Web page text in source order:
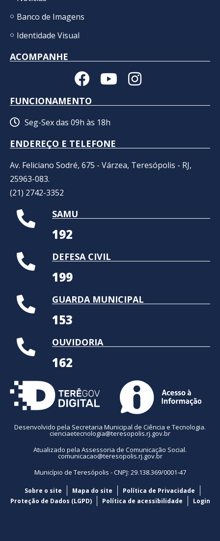
Banco de Imagens
Identidade Visual
ACOMPANHE
FUNCIONAMENTO
Seg-Sex das 09h às 18h
ENDEREÇO E TELEFONE
Av. Feliciano Sodré, 675 - Várzea, Teresópolis - RJ,
25963-083.
(21) 2742-3352​
SAMU
192
DEFESA CIVIL
199
GUARDA MUNICIPAL
153
OUVIDORIA
162
Desenvolvido pela Secretaria Municipal de Ciência e Tecnologia.
cienciaetecnologia@teresopolis.rj.gov.br
Atualizado pela Assessoria de Comunicação Social.
comunicacao@teresopolis.rj.gov.br
Município de Teresópolis - CNPJ: 29.138.369/0001-47
Sobre o site Mapa do site
Política de Privacidade
Proteção de Dados (LGPD)
Política de acessibilidade Login